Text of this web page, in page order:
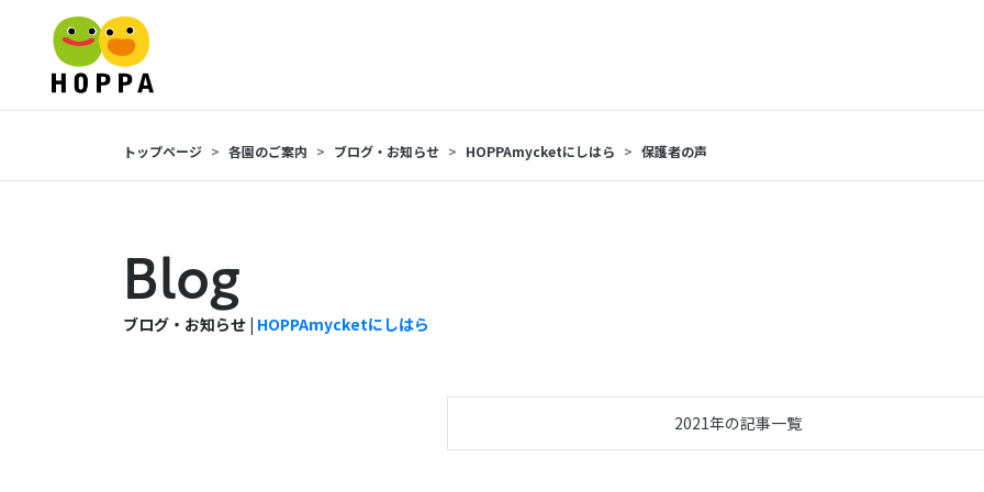
トップページ 各園のご案内 ブログ・お知らせ HOPPAmycketにしはら 保護者の声
Blog
ブログ・お知らせ | HOPPAmycketにしはら
2021年の記事一覧